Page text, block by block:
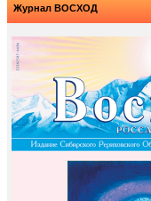
Журнал ВОСХОД